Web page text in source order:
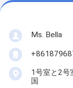
Ms. Bella
1号室と2号
国